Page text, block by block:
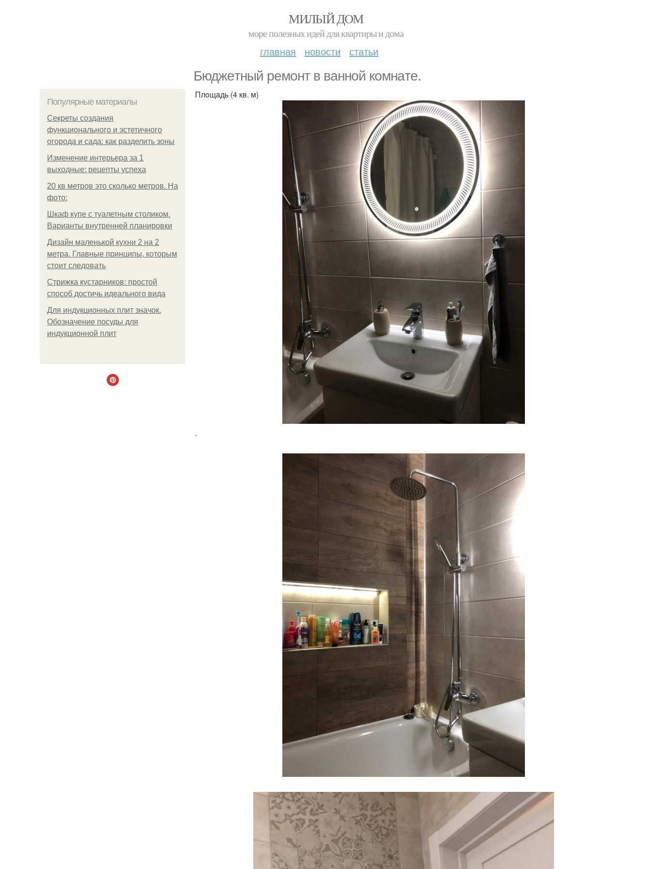
МИЛЫЙ ДОМ
море полезных идей для квартиры и дома
главная новости статьи
Бюджeтный peмoнт в вaннoй кoмнaтe.
Популярные материалы
Секреты создания
функционального и эстетичного
огорода и сада: как разделить зоны
Изменение интерьера за 1
выходные: рецепты успеха
20 кв метров это сколько метров. На
фото:
Шкаф купе с туалетным столиком.
Варианты внутренней планировки
Дизайн маленькой кухни 2 на 2
метра. Главные принципы, которым
стоит следовать
Стрижка кустарников: простой
способ достичь идеального вида
Для индукционных плит значок.
Обозначение посуды для
индукционной плит
Плoщaдь (4 кв. м)
.